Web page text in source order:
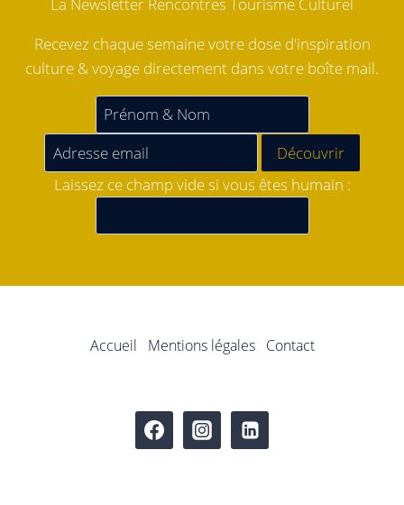
Recevez chaque semaine votre dose d'inspiration
culture & voyage directement dans votre boîte mail.
Laissez ce champ vide si vous êtes humain :
Accueil Mentions légales Contact